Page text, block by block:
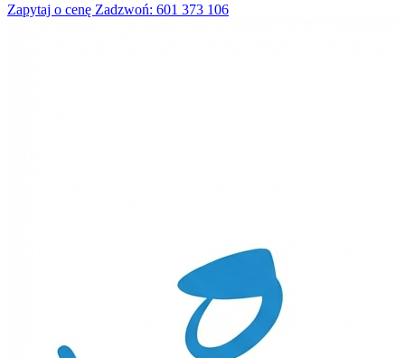
Zapytaj o cenę Zadzwoń: 601 373 106